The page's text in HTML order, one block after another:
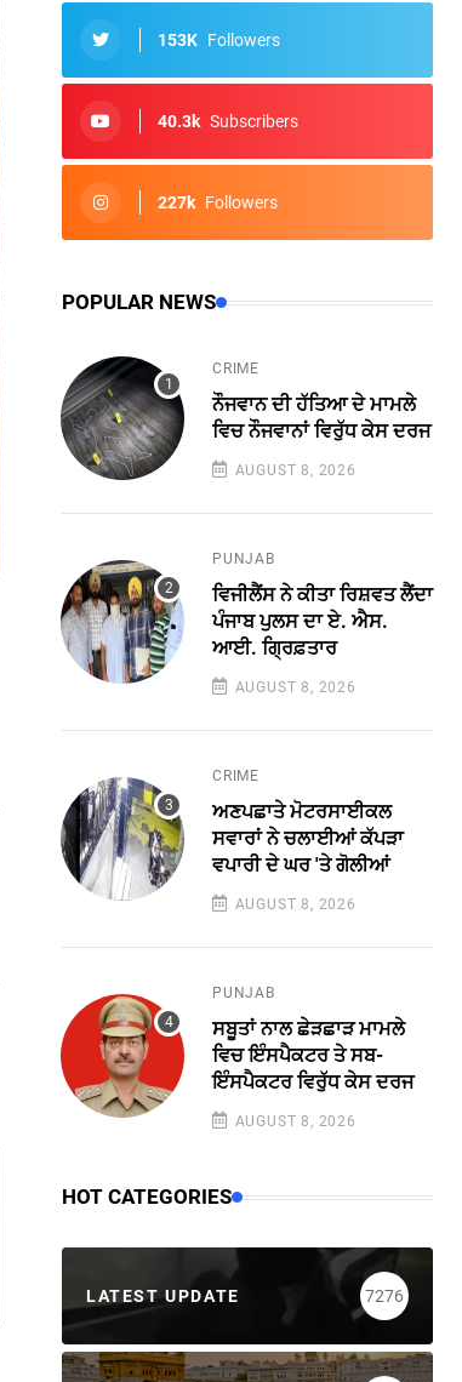
153K Followers
40.3k Subscribers
227k Followers
POPULAR NEWS
CRIME
ਨੌਜਵਾਨ ਦੀ ਹੱਤਿਆ ਦੇ ਮਾਮਲੇ
ਵਿਚ ਨੌਜਵਾਨਾਂ ਵਿਰੁੱਧ ਕੇਸ ਦਰਜ
AUGUST 8, 2026
PUNJAB
ਵਿਜੀਲੈਂਸ ਨੇ ਕੀਤਾ ਰਿਸ਼ਵਤ ਲੈਂਦਾ
ਪੰਜਾਬ ਪੁਲਸ ਦਾ ਏ. ਐਸ.
ਆਈ. ਗ੍ਰਿਫ਼ਤਾਰ
AUGUST 8, 2026
CRIME
ਅਣਪਛਾਤੇ ਮੋਟਰਸਾਈਕਲ
ਸਵਾਰਾਂ ਨੇ ਚਲਾਈਆਂ ਕੱਪੜਾ
ਵਪਾਰੀ ਦੇ ਘਰ 'ਤੇ ਗੋਲੀਆਂ
AUGUST 8, 2026
PUNJAB
ਸਬੂਤਾਂ ਨਾਲ ਛੇੜਛਾੜ ਮਾਮਲੇ
ਵਿਚ ਇੰਸਪੈਕਟਰ ਤੇ ਸਬ-
ਇੰਸਪੈਕਟਰ ਵਿਰੁੱਧ ਕੇਸ ਦਰਜ
AUGUST 8, 2026
HOT CATEGORIES
LATEST UPDATE 7276